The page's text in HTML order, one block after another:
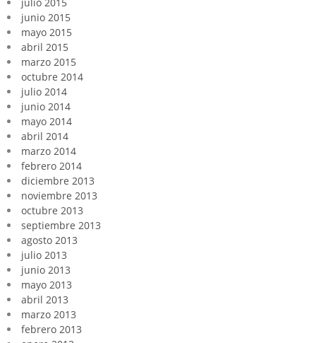
junio 2015
mayo 2015
abril 2015
marzo 2015
octubre 2014
julio 2014
junio 2014
mayo 2014
abril 2014
marzo 2014
febrero 2014
diciembre 2013
noviembre 2013
octubre 2013
septiembre 2013
agosto 2013
julio 2013
junio 2013
mayo 2013
abril 2013
marzo 2013
febrero 2013